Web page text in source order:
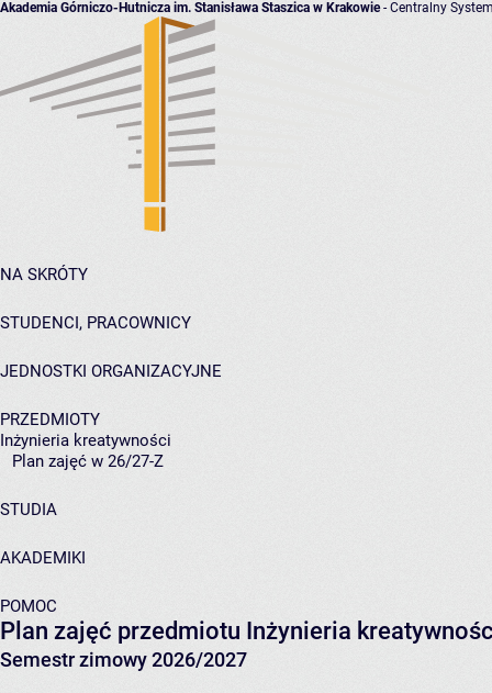
Akademia Górniczo-Hutnicza im. Stanisława Staszica w Krakowie- Centralny
NA SKRÓTY
STUDENCI, PRACOWNICY
JEDNOSTKI ORGANIZACYJNE
PRZEDMIOTY
Inżynieria kreatywności
Plan zajęć w 26/27-Z
STUDIA
AKADEMIKI
POMOC
Plan zajęć przedmiotu Inżynieria
Semestr zimowy 2026/2027